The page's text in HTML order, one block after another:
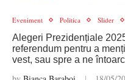
Eveniment Politica Slider
Alegeri Prezidențiale
referendum pentru a
vest, sau spre a ne